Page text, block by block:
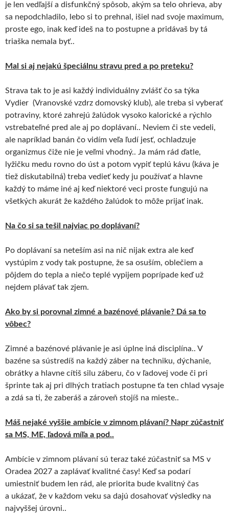
je len vedľajší a disfunkčný spôsob, akým sa telo ohrieva, aby
sa nepodchladilo, lebo si to prehnal, išiel nad svoje maximum,
proste ego, inak keď ideš na to postupne a pridávaš by tá
triaška nemala byť..
Mal si aj nejakú špeciálnu stravu pred a po preteku?
Strava tak to je asi každý individuálny zvlášť čo sa týka
Vydier (Vranovské vzdrz domovský klub), ale treba si vyberať
potraviny, ktoré zahrejú žalúdok vysoko kalorické a rýchlo
vstrebateľné pred ale aj po doplávaní.. Neviem či ste vedeli,
ale napríklad banán čo vidím veľa ľudí jesť, ochladzuje
organizmus čiže nie je veľmi vhodný.. Ja mám rád ďatle,
lyžičku medu rovno do úst a potom vypiť teplú kávu (káva je
tiež diskutabilná) treba vedieť kedy ju používať a hlavne
každý to máme iné aj keď niektoré veci proste fungujú na
všetkých akurát že každého žalúdok to môže prijať inak.
Na čo si sa tešil najviac po doplávaní?
Po doplávaní sa neteším asi na nič nijak extra ale keď
vystúpim z vody tak postupne, že sa osuším, oblečiem a
pôjdem do tepla a niečo teplé vypijem poprípade keď už
nejdem plávať tak zjem.
Ako by si porovnal zimné a bazénové plávanie? Dá sa to
vôbec?
Zimné a bazénové plávanie je asi úplne iná disciplína.. V
bazéne sa sústredíš na každý záber na techniku, dýchanie,
obrátky a hlavne cítiš silu záberu, čo v ľadovej vode či pri
šprinte tak aj pri dlhých tratiach postupne ťa ten chlad vysaje
a zdá sa ti, že zaberáš a zároveň stojíš na mieste..
Máš nejaké vyššie ambície v zimnom plávaní? Napr zúčastniť
sa MS, ME, ľadová míľa a pod..
Ambície v zimnom plávaní sú teraz také zúčastniť sa MS v
Oradea 2027 a zaplávať kvalitné časy! Keď sa podarí
umiestniť budem len rád, ale priorita bude kvalitný čas
a ukázať, že v každom veku sa dajú dosahovať výsledky na
najvyššej úrovni..